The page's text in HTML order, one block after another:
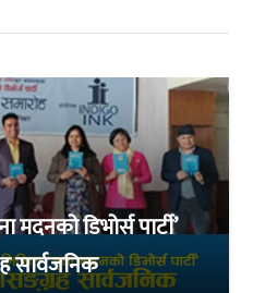
मदनको डिभोर्स पार्टी’
सार्वजनिक